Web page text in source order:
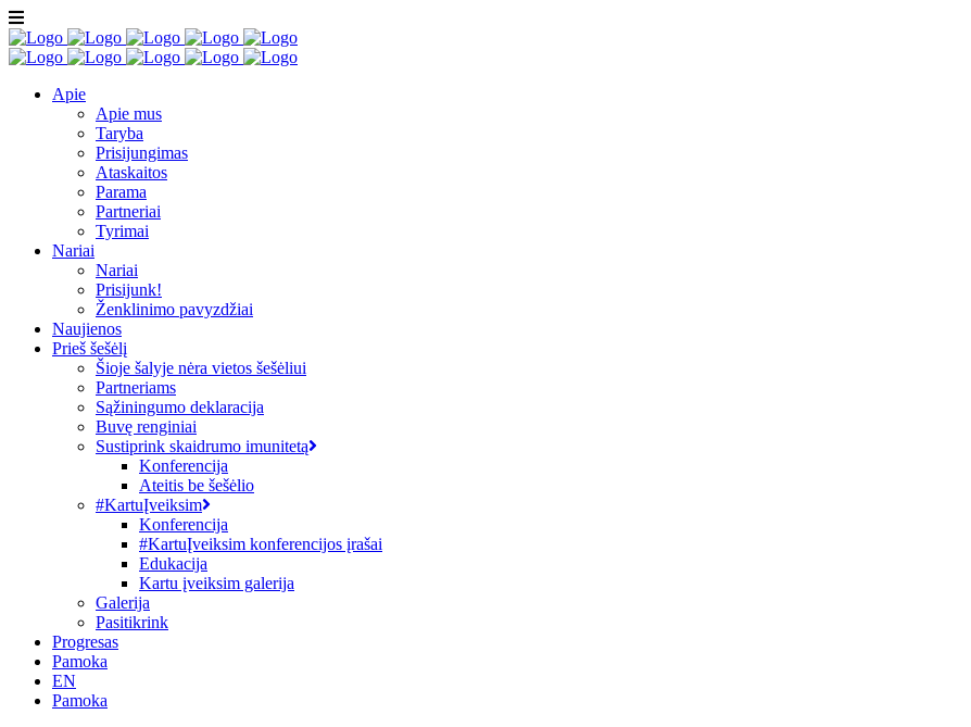
Apie
Apie mus
Taryba
Prisijungimas
Ataskaitos
Parama
Partneriai
Tyrimai
Nariai
Nariai
Prisijunk!
Ženklinimo pavyzdžiai
Naujienos
Prieš šešėlį
Šioje šalyje nėra vietos šešėliui
Partneriams
Sąžiningumo deklaracija
Buvę renginiai
Sustiprink skaidrumo imunitetą
Konferencija
Ateitis be šešėlio
#KartuĮveiksim
Konferencija
#KartuĮveiksim konferencijos įrašai
Edukacija
Kartu įveiksim galerija
Galerija
Pasitikrink
Progresas
Pamoka
EN
Pamoka